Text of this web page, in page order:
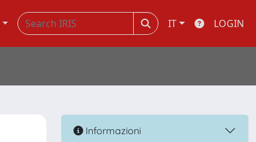
IT LOGIN
Informazioni